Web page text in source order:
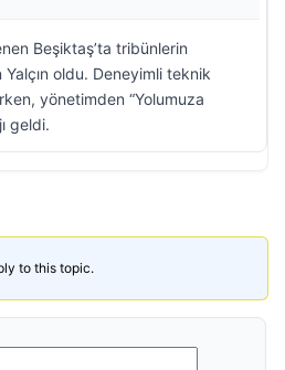
Beşiktaş’ta tribünlerin
oldu. Deneyimli teknik
yönetimden “Yolumuza
geldi.
to this topic.